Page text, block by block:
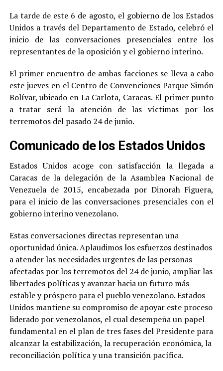
La tarde de este 6 de agosto, el gobierno de los Estados
Unidos a través del Departamento de Estado, celebró el
inicio de las conversaciones presenciales entre los
representantes de la oposición y el gobierno interino.
El primer encuentro de ambas facciones se lleva a cabo
este jueves en el Centro de Convenciones Parque Simón
Bolívar, ubicado en La Carlota, Caracas. El primer punto
a tratar será la atención de las víctimas por los
terremotos del pasado 24 de junio.
Comunicado de los Estados Unidos
Estados Unidos acoge con satisfacción la llegada a
Caracas de la delegación de la Asamblea Nacional de
Venezuela de 2015, encabezada por Dinorah Figuera,
para el inicio de las conversaciones presenciales con el
gobierno interino venezolano.
Estas conversaciones directas representan una
oportunidad única. Aplaudimos los esfuerzos destinados
a atender las necesidades urgentes de las personas
afectadas por los terremotos del 24 de junio, ampliar las
libertades políticas y avanzar hacia un futuro más
estable y próspero para el pueblo venezolano. Estados
Unidos mantiene su compromiso de apoyar este proceso
liderado por venezolanos, el cual desempeña un papel
fundamental en el plan de tres fases del Presidente para
alcanzar la estabilización, la recuperación económica, la
reconciliación política y una transición pacífica.